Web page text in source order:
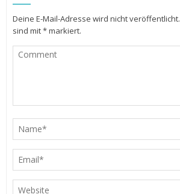
Deine E-Mail-Adresse wird nicht veröffentlicht.
sind mit*markiert.